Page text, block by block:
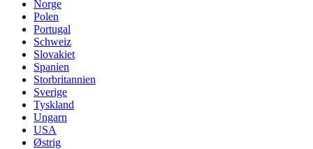
Norge
Polen
Portugal
Schweiz
Slovakiet
Spanien
Storbritannien
Sverige
Tyskland
Ungarn
USA
Østrig